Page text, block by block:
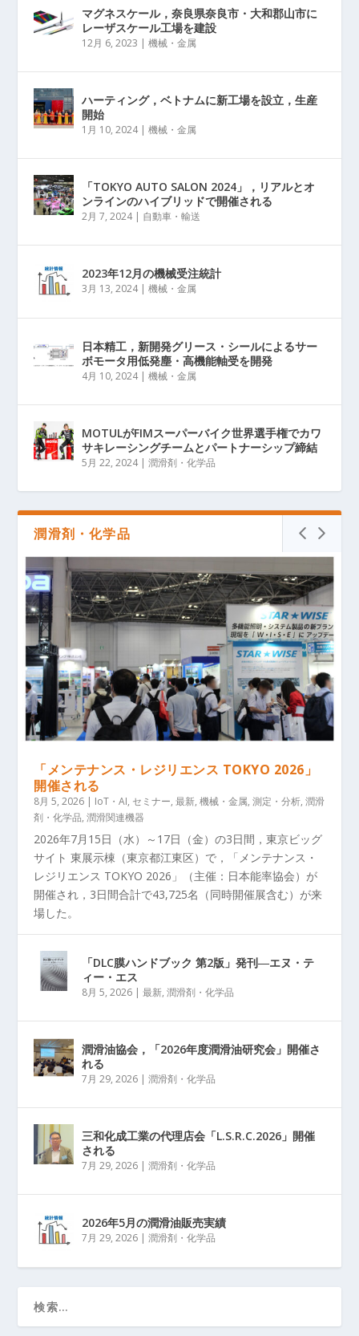
マグネスケール，奈良県奈良市・大和郡山市に
レーザスケール工場を建設
12月 6, 2023 |機械・金属
ハーティング，ベトナムに新工場を設立，生産
開始
1月 10, 2024|機械・金属
「TOKYO AUTO SALON 2024」，リアルとオ
ンラインのハイブリッドで開催される
2月 7, 2024| 自動車・輸送
2023年12月の機械受注統計
3月 13, 2024|機械・金属
日本精工，新開発グリース・シールによるサー
ボモータ用低発塵・高機能軸受を開発
4月 10, 2024|機械・金属
MOTULがFIMスーパーバイク世界選手権でカワ
サキレーシングチームとパートナーシップ締結
5月 22, 2024|潤滑剤・化学品
潤滑剤・化学品
「メンテナンス・レジリエンス TOKYO 2026」
開催される
8月 5, 2026 | IoT・AI, セミナー,最新,機械・金属,測定・分析,潤滑
剤・化学品,潤滑関連機器
2026年7月15日（水）～17日（金）の3日間，東京ビッグ
サイト 東展示棟（東京都江東区）で，「メンテナンス・
レジリエンス TOKYO 2026」（主催：日本能率協会）が
開催され，3日間合計で43,725名（同時開催展含む）が来
場した。
「DLC膜ハンドブック 第2版」発刊―エヌ・テ
ィー・エス
8月 5, 2026 |最新,潤滑剤・化学品
潤滑油協会，「2026年度潤滑油研究会」開催さ
れる
7月 29, 2026 |潤滑剤・化学品
三和化成工業の代理店会「L.S.R.C.2026」開催
される
7月 29, 2026 |潤滑剤・化学品
2026年5月の潤滑油販売実績
7月 29, 2026 |潤滑剤・化学品